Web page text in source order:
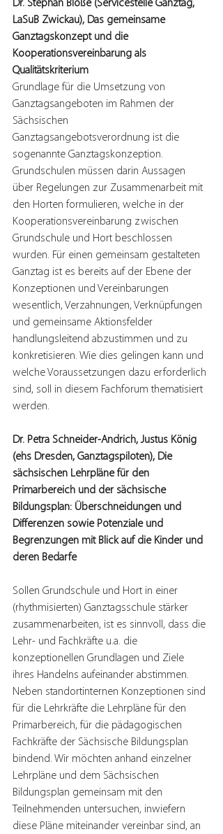
Dr. Stephan Bloße (Servicestelle Ganztag,
LaSuB Zwickau), Das gemeinsame
Ganztagskonzept und die
Kooperationsvereinbarung als
Qualitätskriterium
Grundlage für die Umsetzung von
Ganztagsangeboten im Rahmen der
Sächsischen
Ganztagsangebotsverordnung ist die
sogenannte Ganztagskonzeption.
Grundschulen müssen darin Aussagen
über Regelungen zur Zusammenarbeit mit
den Horten formulieren, welche in der
Kooperationsvereinbarung zwischen
Grundschule und Hort beschlossen
wurden. Für einen gemeinsam gestalteten
Ganztag ist es bereits auf der Ebene der
Konzeptionen und Vereinbarungen
wesentlich, Verzahnungen, Verknüpfungen
und gemeinsame Aktionsfelder
handlungsleitend abzustimmen und zu
konkretisieren. Wie dies gelingen kann und
welche Voraussetzungen dazu erforderlich
sind, soll in diesem Fachforum thematisiert
werden.
Dr. Petra Schneider-Andrich, Justus König
(ehs Dresden, Ganztagspiloten), Die
sächsischen Lehrpläne für den
Primarbereich und der sächsische
Bildungsplan: Überschneidungen und
Differenzen sowie Potenziale und
Begrenzungen mit Blick auf die Kinder und
deren Bedarfe
Sollen Grundschule und Hort in einer
(rhythmisierten) Ganztagsschule stärker
zusammenarbeiten, ist es sinnvoll, dass die
Lehr- und Fachkräfte u.a. die
konzeptionellen Grundlagen und Ziele
ihres Handelns aufeinander abstimmen.
Neben standortinternen Konzeptionen sind
für die Lehrkräfte die Lehrpläne für den
Primarbereich, für die pädagogischen
Fachkräfte der Sächsische Bildungsplan
bindend. Wir möchten anhand einzelner
Lehrpläne und dem Sächsischen
Bildungsplan gemeinsam mit den
Teilnehmenden untersuchen, inwiefern
diese Pläne miteinander vereinbar sind, an